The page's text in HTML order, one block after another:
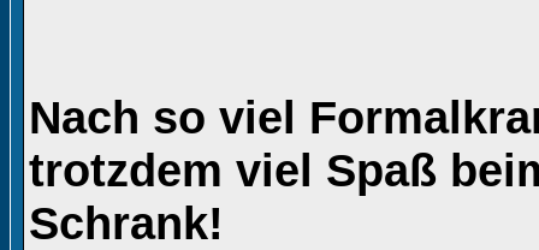
Nach so viel
trotzdem viel Spaß
Schrank!